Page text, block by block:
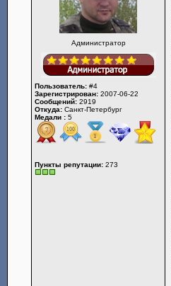
Администратор
Пользователь: #4
Зарегистрирован: 2007-06-22
Сообщений: 2919
Откуда: Санкт-Петербург
Медали : 5
Пункты репутации: 273